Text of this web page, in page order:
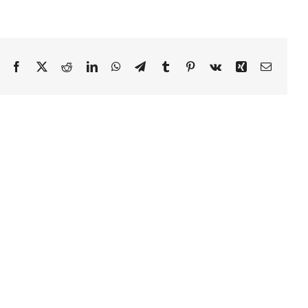
Facebook RedditLinkedInWhatsApp
TelegramTumblr Pinterest
Vk XingE-